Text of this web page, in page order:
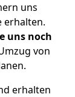
uns
erhalten.
uns noch
von
erhalten